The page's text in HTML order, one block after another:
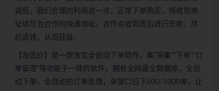
调低，我们合理的利用这一点，正常下单购买，将收货地
址填写为合作的快递地址，合作点收到货后进行签收，然
后返钱，从而获益。
【淘低价】是一款淘宝全自动下单软件，集“采集”“下单”“订
单管理”等功能于一体的软件，拥有全网最全数据库，全自
动下单，全自动的订单处理，单窗口日下500-1000单。让